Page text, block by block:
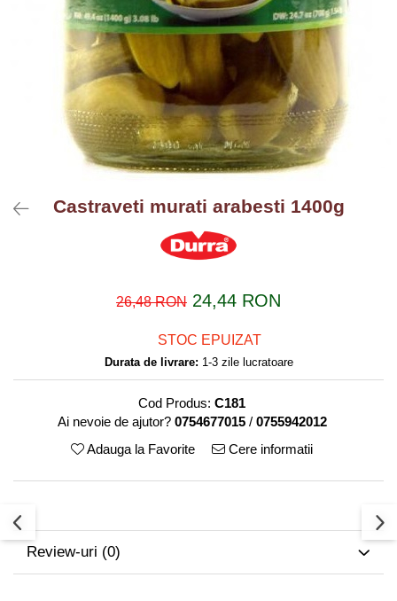
Castraveti murati arabesti 1400g
26,48 RON 24,44 RON
STOC EPUIZAT
Durata de livrare: 1-3 zile lucratoare
Cod Produs: C181
Ai nevoie de ajutor? 0754677015 / 0755942012
Adauga la Favorite
Cere informatii
Review-uri (0)